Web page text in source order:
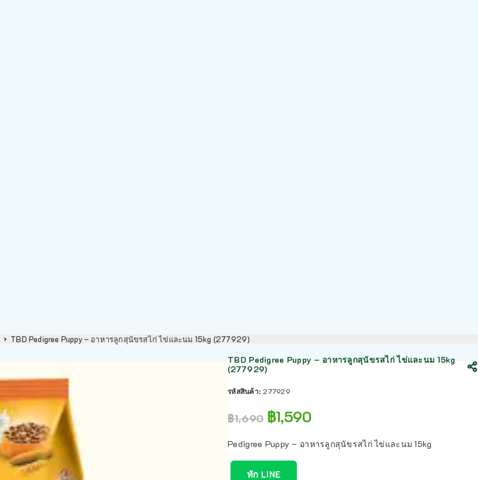
TBD Pedigree Puppy – อาหารลูกสุนัขรสไก่ ไข่และนม 15kg (277929)
TBD Pedigree Puppy – อาหารลูกสุนัขรสไก่ ไข่และนม 15kg
(277929)
รหัสสินค้า: 277929
฿1,690 ฿1,590
Pedigree Puppy – อาหารลูกสุนัขรสไก่ ไข่และนม 15kg
ทัก LINE